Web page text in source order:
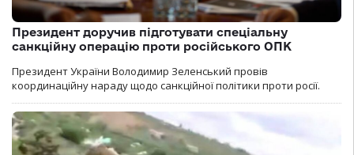
Президент доручив підготувати спеціальну
санкційну операцію проти російського ОПК
Президент України Володимир Зеленський провів
координаційну нараду щодо санкційної політики проти росії.